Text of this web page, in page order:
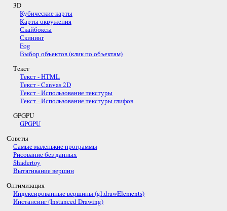
3D
Кубические карты
Карты окружения
Скайбоксы
Скининг
Fog
Выбор объектов (клик по объектам)
Текст
Текст - HTML
Текст - Canvas 2D
Текст - Использование текстуры
Текст - Использование текстуры глифов
GPGPU
GPGPU
Советы
Самые маленькие программы
Рисование без данных
Shadertoy
Вытягивание вершин
Оптимизация
Индексированные вершины (gl.drawElements)
Инстансинг (Instanced Drawing)